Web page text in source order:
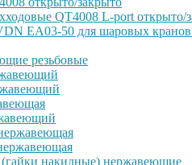
QT4008 L-port открыто/
EA03-50 для шаровых кранов
резьбовые
накидные) нержавеющие